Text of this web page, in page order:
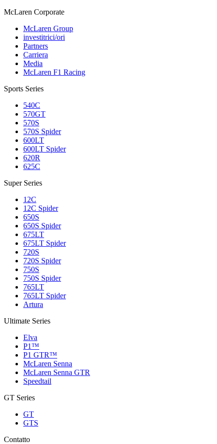
McLaren Corporate
McLaren Group
investitrici/ori
Partners
Carriera
Media
McLaren F1 Racing
Sports Series
540C
570GT
570S
570S Spider
600LT
600LT Spider
620R
625C
Super Series
12C
12C Spider
650S
650S Spider
675LT
675LT Spider
720S
720S Spider
750S
750S Spider
765LT
765LT Spider
Artura
Ultimate Series
Elva
P1™
P1 GTR™
McLaren Senna
McLaren Senna GTR
Speedtail
GT Series
GT
GTS
Contatto